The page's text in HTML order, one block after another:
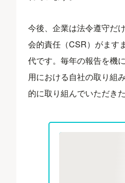
今後、企業は法令遵守だ
会的責任（CSR）がます
代です。毎年の報告を機
用における自社の取り組
的に取り組んでいただき